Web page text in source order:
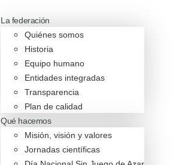
La federación
Quiénes somos
Historia
Equipo humano
Entidades integradas
Transparencia
Plan de calidad
Qué hacemos
Misión, visión y valores
Jornadas científicas